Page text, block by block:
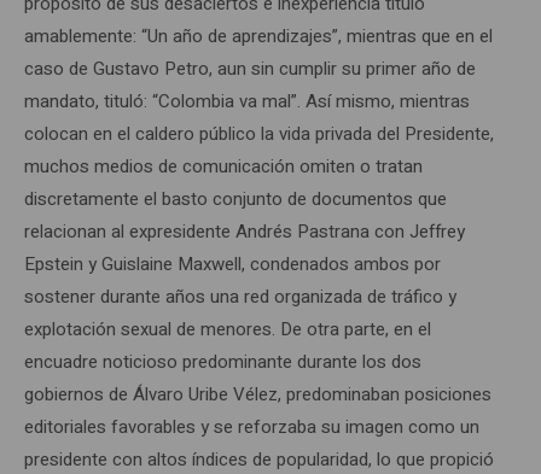
amablemente: “Un año de aprendizajes”, mientras que en el
caso de Gustavo Petro, aun sin cumplir su primer año de
mandato, tituló: “Colombia va mal”. Así mismo, mientras
colocan en el caldero público la vida privada del Presidente,
muchos medios de comunicación omiten o tratan
discretamente el basto conjunto de documentos que
relacionan al expresidente Andrés Pastrana con Jeffrey
Epstein y Guislaine Maxwell, condenados ambos por
sostener durante años una red organizada de tráfico y
explotación sexual de menores. De otra parte, en el
encuadre noticioso predominante durante los dos
gobiernos de Álvaro Uribe Vélez, predominaban posiciones
editoriales favorables y se reforzaba su imagen como un
presidente con altos índices de popularidad, lo que propició